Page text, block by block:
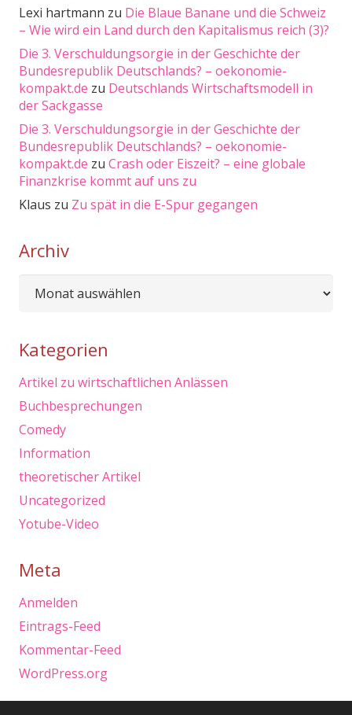
Lexi hartmann zu Die Blaue Banane und die Schweiz
– Wie wird ein Land durch den Kapitalismus reich (3)?
Die 3. Verschuldungsorgie in der Geschichte der
Bundesrepublik Deutschlands? – oekonomie-
kompakt.de zu Deutschlands Wirtschaftsmodell in
der Sackgasse
Die 3. Verschuldungsorgie in der Geschichte der
Bundesrepublik Deutschlands? – oekonomie-
kompakt.de zu Crash oder Eiszeit? – eine globale
Finanzkrise kommt auf uns zu
Klaus zu Zu spät in die E-Spur gegangen
Archiv
Archiv
Kategorien
Artikel zu wirtschaftlichen Anlässen
Buchbesprechungen
Comedy
Information
theoretischer Artikel
Uncategorized
Yotube-Video
Meta
Anmelden
Eintrags-Feed
Kommentar-Feed
WordPress.org